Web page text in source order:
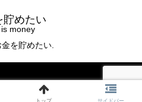
貯めたい
を貯めたい.
トップ サイドバー